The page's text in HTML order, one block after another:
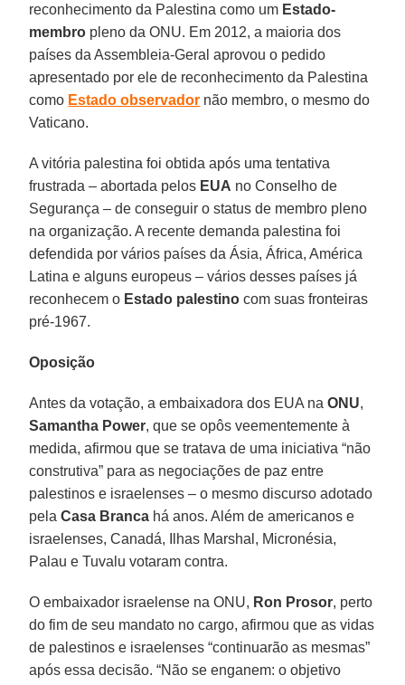
reconhecimento da Palestina como um Estado-
membro pleno da ONU. Em 2012, a maioria dos
países da Assembleia-Geral aprovou o pedido
apresentado por ele de reconhecimento da Palestina
como Estado observador não membro, o mesmo do
Vaticano.
A vitória palestina foi obtida após uma tentativa
frustrada – abortada pelos EUA no Conselho de
Segurança – de conseguir o status de membro pleno
na organização. A recente demanda palestina foi
defendida por vários países da Ásia, África, América
Latina e alguns europeus – vários desses países já
reconhecem o Estado palestino com suas fronteiras
pré-1967.
Oposição
Antes da votação, a embaixadora dos EUA naONU,
Samantha Power, que se opôs veementemente à
medida, afirmou que se tratava de uma iniciativa “não
construtiva” para as negociações de paz entre
palestinos e israelenses – o mesmo discurso adotado
pelaCasa Branca há anos. Além de americanos e
israelenses, Canadá, Ilhas Marshal, Micronésia,
Palau e Tuvalu votaram contra.
O embaixador israelense na ONU, Ron Prosor, perto
do fim de seu mandato no cargo, afirmou que as vidas
de palestinos e israelenses “continuarão as mesmas”
após essa decisão. “Não se enganem: o objetivo